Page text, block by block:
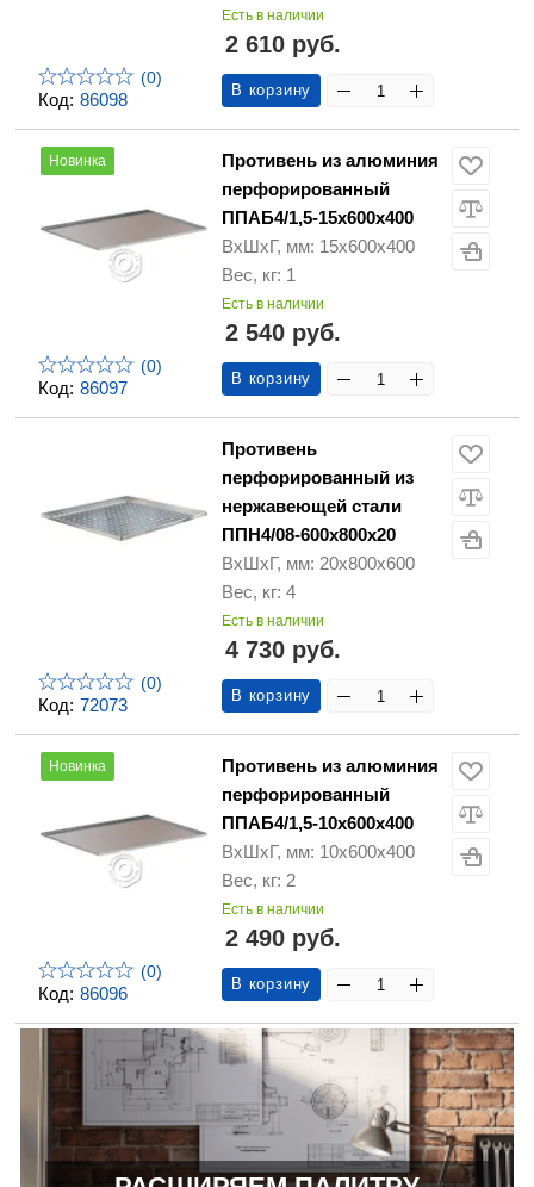
Код: 86098
(0)
Есть в наличии
2 610 руб.
В корзину
Код: 86097
Новинка
(0)
Противень из алюминия
перфорированный
ППАБ4/1,5-15х600х400
ВхШхГ, мм: 15х600х400
Вес, кг: 1
Есть в наличии
2 540 руб.
В корзину
Код: 72073
(0)
Противень
перфорированный из
нержавеющей стали
ППН4/08-600х800х20
ВхШхГ, мм: 20х800х600
Вес, кг: 4
Есть в наличии
4 730 руб.
В корзину
Код: 86096
Новинка
(0)
Противень из алюминия
перфорированный
ППАБ4/1,5-10х600х400
ВхШхГ, мм: 10х600х400
Вес, кг: 2
Есть в наличии
2 490 руб.
В корзину